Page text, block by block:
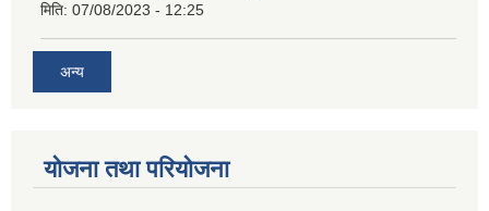
मिति: 07/08/2023 - 12:25
अन्य
योजना तथा परियोजना